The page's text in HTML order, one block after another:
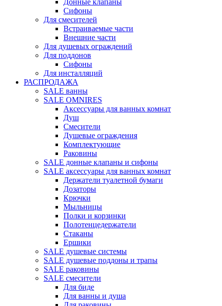
Донные клапаны
Сифоны
Для смесителей
Встраиваемые части
Внешние части
Для душевых ограждений
Для поддонов
Сифоны
Для инсталляций
РАСПРОДАЖА
SALE ванны
SALE OMNIRES
Аксессуары для ванных комнат
Душ
Смесители
Душевые ограждения
Комплектующие
Раковины
SALE донные клапаны и сифоны
SALE аксессуары для ванных комнат
Держатели туалетной бумаги
Дозаторы
Крючки
Мыльницы
Полки и корзинки
Полотенцедержатели
Стаканы
Ершики
SALE душевые системы
SALE душевые поддоны и трапы
SALE раковины
SALE смесители
Для биде
Для ванны и душа